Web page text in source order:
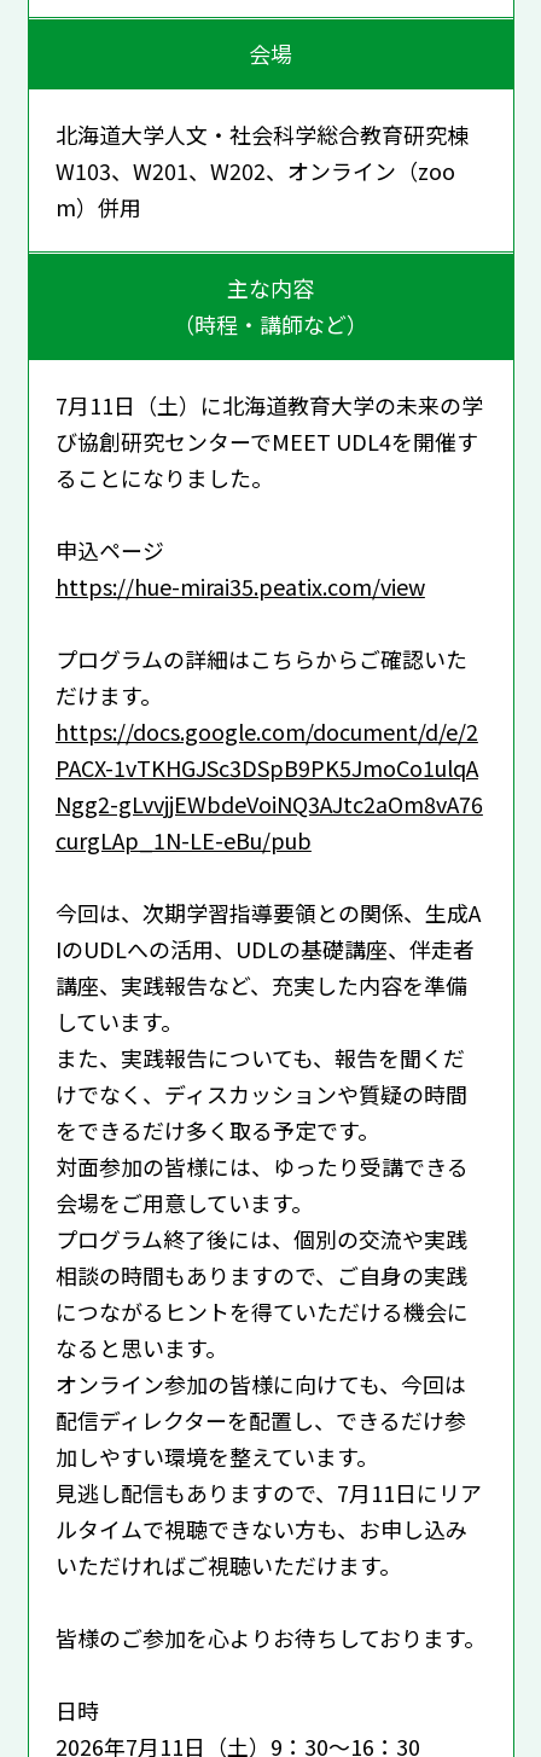
会場
北海道大学人文・社会科学総合教育研究棟
W103、W201、W202、オンライン（zoo
m）併用
主な内容
（時程・講師など）
7月11日（土）に北海道教育大学の未来の学
び協創研究センターでMEET UDL4を開催す
ることになりました。
申込ページ
https://hue-mirai35.peatix.com/view
プログラムの詳細はこちらからご確認いた
だけます。
https://docs.google.com/document/d/e/2
PACX-1vTKHGJSc3DSpB9PK5JmoCo1ulqA
Ngg2-gLvvjjEWbdeVoiNQ3AJtc2aOm8vA76
curgLAp_1N-LE-eBu/pub
今回は、次期学習指導要領との関係、生成A
IのUDLへの活用、UDLの基礎講座、伴走者
講座、実践報告など、充実した内容を準備
しています。
また、実践報告についても、報告を聞くだ
けでなく、ディスカッションや質疑の時間
をできるだけ多く取る予定です。
対面参加の皆様には、ゆったり受講できる
会場をご用意しています。
プログラム終了後には、個別の交流や実践
相談の時間もありますので、ご自身の実践
につながるヒントを得ていただける機会に
なると思います。
オンライン参加の皆様に向けても、今回は
配信ディレクターを配置し、できるだけ参
加しやすい環境を整えています。
見逃し配信もありますので、7月11日にリア
ルタイムで視聴できない方も、お申し込み
いただければご視聴いただけます。
皆様のご参加を心よりお待ちしております。
日時
2026年7月11日（土）9：30～16：30